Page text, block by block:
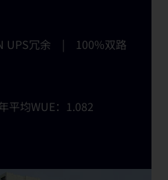
UPS冗余 | 100%双路
平均WUE：1.082